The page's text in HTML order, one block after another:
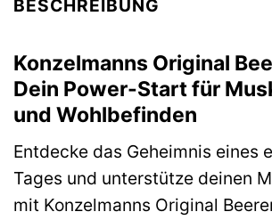
BESCHREIBUNG
Konzelmanns Original
Dein Power-Start für
und Wohlbefinden
Entdecke das Geheimnis eines
Tages und unterstütze deinen
mit Konzelmanns Original